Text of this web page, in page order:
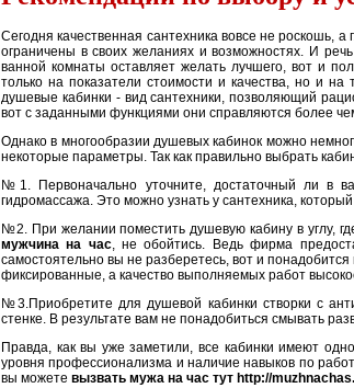
Сегодня качественная сантехника вовсе не роскошь,
ограничены в своих желаниях и возможностях. И
ванной комнаты оставляет желать лучшего, вот и
только на показатели стоимости и качества, но и
душевые кабинки - вид сантехники, позволяющий
вот с заданными функциями они справляются более
Однако в многообразии душевых кабинок можно
некоторые параметры. Так как правильно выбрать
№1. Первоначально уточните, достаточный ли в
гидромассажа. Это можно узнать у сантехника,
№2. При желании поместить душевую кабину в углу,
мужчина на час, не обойтись. Ведь фирма
самостоятельно вы не разберетесь, вот и
фиксированные, а качество выполняемых работ
№3.Приобретите для душевой кабинки створки с
стенке. В результате вам не понадобиться смывать
Правда, как вы уже заметили, все кабинки имеют
уровня профессионализма и наличие навыков по
вы можете вызвать мужа на час тут http://